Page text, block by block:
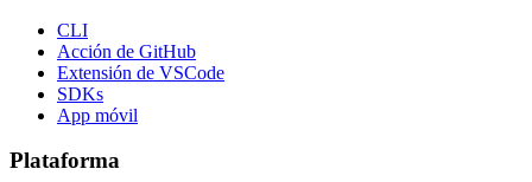
CLI
Acción de GitHub
Extensión de VSCode
SDKs
App móvil
Plataforma